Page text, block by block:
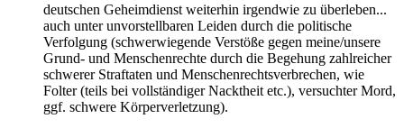
deutschen Geheimdienst weiterhin irgendwie zu überleben...
auch unter unvorstellbaren Leiden durch die politische
Verfolgung (schwerwiegende Verstöße gegen meine/unsere
Grund- und Menschenrechte durch die Begehung zahlreicher
schwerer Straftaten und Menschenrechtsverbrechen, wie
Folter (teils bei vollständiger Nacktheit etc.), versuchter Mord,
ggf. schwere Körperverletzung).